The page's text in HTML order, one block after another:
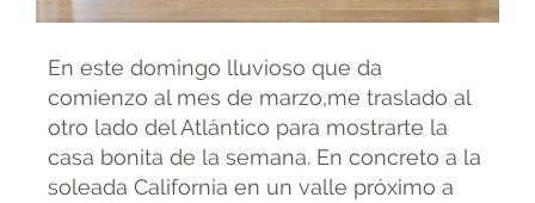
En este domingo lluvioso que da
comienzo al mes de marzo,me traslado al
otro lado del Atlántico para mostrarte la
casa bonita de la semana. En concreto a la
soleada California en un valle próximo a